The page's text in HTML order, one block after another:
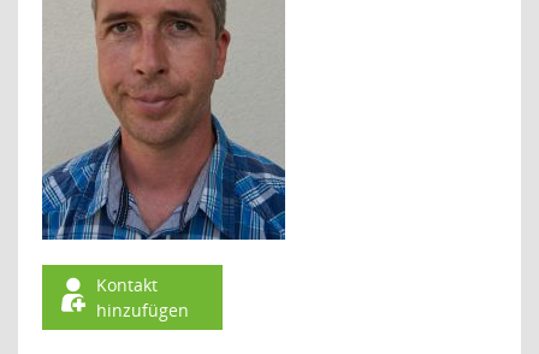
Kontakt
hinzufügen